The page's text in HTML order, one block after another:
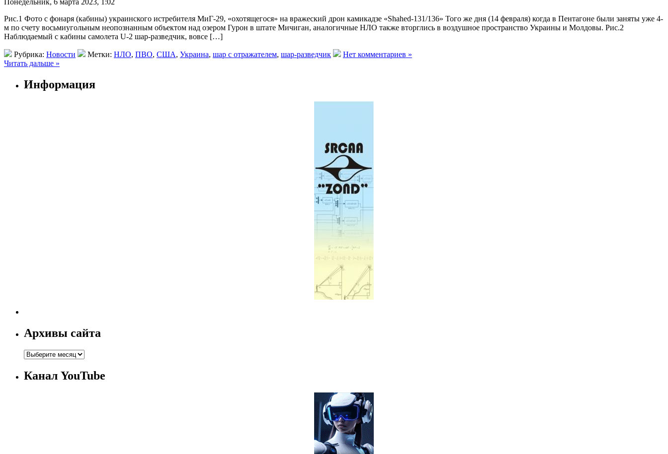
Рис.1 Фото с фонаря (кабины) украинского истребителя МиГ-29, «охотящегося» на вражеский дрон камикадзе «Shahed-131/136» Того же дня (14 февраля) когда в Пентагоне были заняты уже 4-
м по счету восьмиугольным неопознанным объектом над озером Гурон в штате Мичиган, аналогичные НЛО также вторглись в воздушное пространство Украины и Молдовы. Рис.2
Наблюдаемый с кабины самолета U-2 шар-разведчик, вовсе […]
Рубрика: Новости Метки: НЛО, ПВО, США, Украина, шар с отражателем, шар-разведчик
Нет комментариев »
Читать дальше »
Информация
Архивы сайта
Канал YouTube